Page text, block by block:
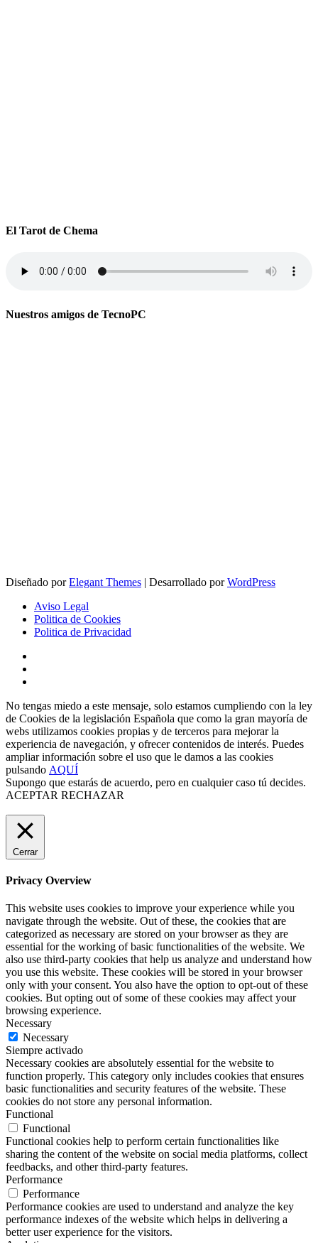
El Tarot de Chema
Nuestros amigos de TecnoPC
Diseñado porElegant Themes | Desarrollado porWordPress
Aviso Legal
Politica de Cookies
Politica de Privacidad
No tengas miedo a este mensaje, solo estamos cumpliendo con la ley
de Cookies de la legislación Española que como la gran mayoría de
webs utilizamos cookies propias y de terceros para mejorar la
experiencia de navegación, y ofrecer contenidos de interés. Puedes
ampliar información sobre el uso que le damos a las cookies
pulsando AQUÍ
Supongo que estarás de acuerdo, pero en cualquier caso tú decides.
ACEPTAR RECHAZAR
Cerrar
Privacy Overview
This website uses cookies to improve your experience while you
navigate through the website. Out of these, the cookies that are
categorized as necessary are stored on your browser as they are
essential for the working of basic functionalities of the website. We
also use third-party cookies that help us analyze and understand how
you use this website. These cookies will be stored in your browser
only with your consent. You also have the option to opt-out of these
cookies. But opting out of some of these cookies may affect your
browsing experience.
Necessary
Necessary
Siempre activado
Necessary cookies are absolutely essential for the website to
function properly. This category only includes cookies that ensures
basic functionalities and security features of the website. These
cookies do not store any personal information.
Functional
Functional
Functional cookies help to perform certain functionalities like
sharing the content of the website on social media platforms, collect
feedbacks, and other third-party features.
Performance
Performance
Performance cookies are used to understand and analyze the key
performance indexes of the website which helps in delivering a
better user experience for the visitors.